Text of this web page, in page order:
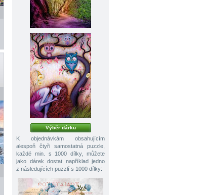
Výběr dárku
K objednávkám obsahujícím
alespoň čtyři samostatná puzzle,
každé min. s 1000 dílky, můžete
jako dárek dostat například jedno
z následujících puzzlí s 1000 dílky: